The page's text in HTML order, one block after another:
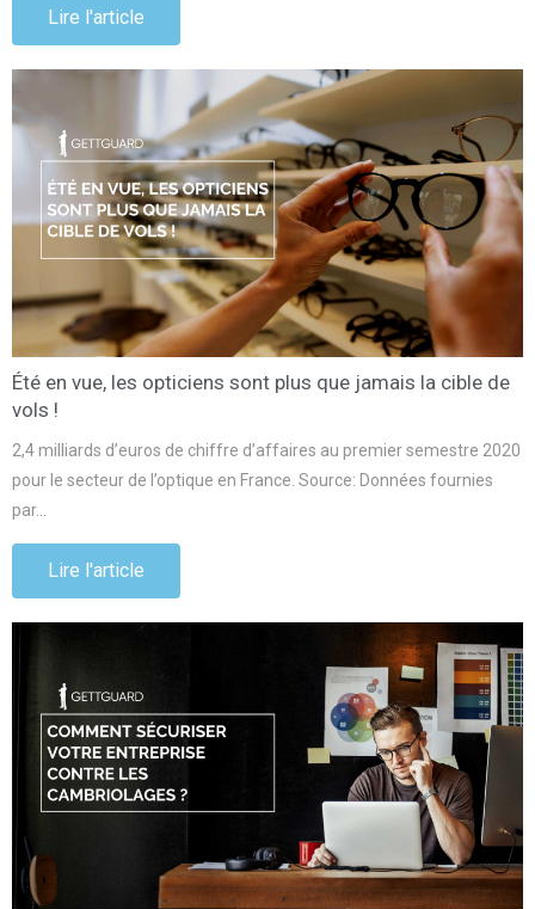
Lire l'article
Été en vue, les opticiens sont plus que jamais la cible de
vols !
2,4 milliards d’euros de chiffre d’affaires au premier semestre 2020
pour le secteur de l’optique en France. Source: Données fournies
par…
Lire l'article